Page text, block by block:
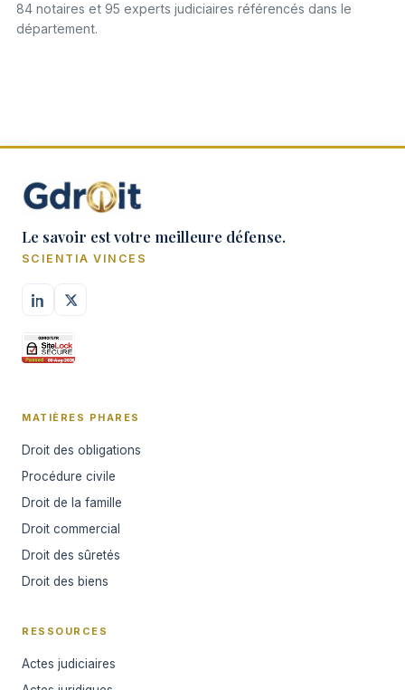
84 notaires et 95 experts judiciaires référencés dans le
département.
Le savoir est votre meilleure défense.
SCIENTIA VINCES
MATIÈRES PHARES
Droit des obligations
Procédure civile
Droit de la famille
Droit commercial
Droit des sûretés
Droit des biens
RESSOURCES
Actes judiciaires